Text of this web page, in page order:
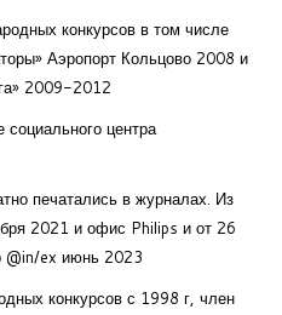
конкурсов в том числе
Аэропорт Кольцово 2008 и
2009-2012
центра
печатались в журналах. Из
2021 и офис Philips и от 26
@in/ex июнь 2023
конкурсов с 1998 г, член